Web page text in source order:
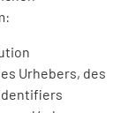
Urhebers, des